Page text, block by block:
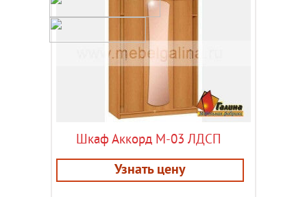
Шкаф Аккорд М-03 ЛДСП
Узнать цену